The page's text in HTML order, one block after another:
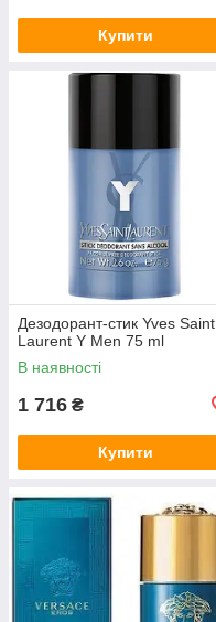
Купити
Дезодорант-стик Yves Saint
Laurent Y Men 75 ml
В наявності
1 716 ₴
Купити